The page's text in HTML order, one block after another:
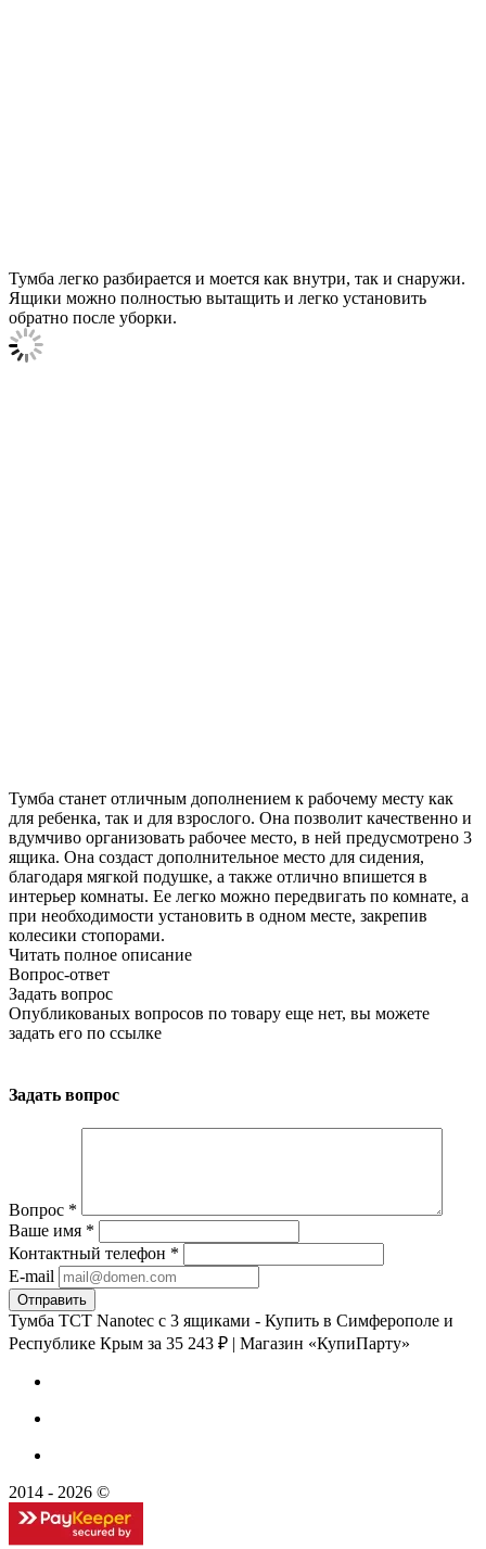
Тумба легко разбирается и моется как внутри, так и снаружи.
Ящики можно полностью вытащить и легко установить
обратно после уборки.
Тумба станет отличным дополнением к рабочему месту как
для ребенка, так и для взрослого. Она позволит качественно и
вдумчиво организовать рабочее место, в ней предусмотрено 3
ящика. Она создаст дополнительное место для сидения,
благодаря мягкой подушке, а также отлично впишется в
интерьер комнаты. Ее легко можно передвигать по комнате, а
при необходимости установить в одном месте, закрепив
колесики стопорами.
Читать полное описание
Вопрос-ответ
Задать вопрос
Опубликованых вопросов по товару еще нет, вы можете
задать его по ссылке
Задать вопрос
Вопрос *
Ваше имя *
Контактный телефон *
E-mail
Тумба TCT Nanotec с 3 ящиками - Купить в Симферополе и
Республике Крым за 35 243 ₽ | Магазин «КупиПарту»
2014 - 2026 ©